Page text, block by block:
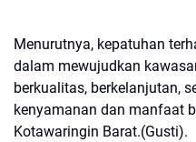
Menurutnya, kepatuhan
dalam mewujudkan
berkualitas, berkelanjutan,
kenyamanan dan manfaat
Kotawaringin Barat.(Gusti).